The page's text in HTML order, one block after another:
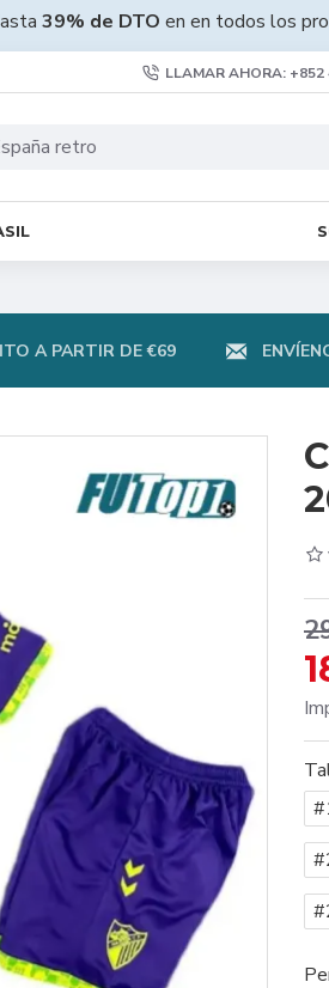
39% de DTO en en todos los
LLAMAR AHORA: +852
A PARTIR DE €69